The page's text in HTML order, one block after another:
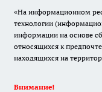
«На информационном
технологии
информации на основе
относящихся к
находящихся на
Внимание!